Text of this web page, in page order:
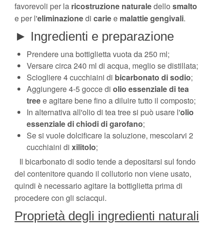
favorevoli per la ricostruzione naturaledello smalto
e per l'eliminazionedi cariee malattie gengivali.
► Ingredienti e preparazione
Prendere una bottiglietta vuota da 250 ml;
Versare circa 240 ml di acqua, meglio se distillata;
Sciogliere 4 cucchiaini di bicarbonato di sodio;
Aggiungere 4-5 gocce di olio essenziale di tea
treee agitare bene fino a diluire tutto il composto;
In alternativa all'olio di tea tree si può usare l'olio
essenziale di chiodi di garofano;
Se si vuole dolcificare la soluzione, mescolarvi 2
cucchiaini di xilitolo;
Il bicarbonato di sodio tende a depositarsi sul fondo
del contenitore quando il collutorio non viene usato,
quindi è necessario agitare la bottiglietta prima di
procedere con gli sciacqui.
Proprietà degli ingredienti naturali